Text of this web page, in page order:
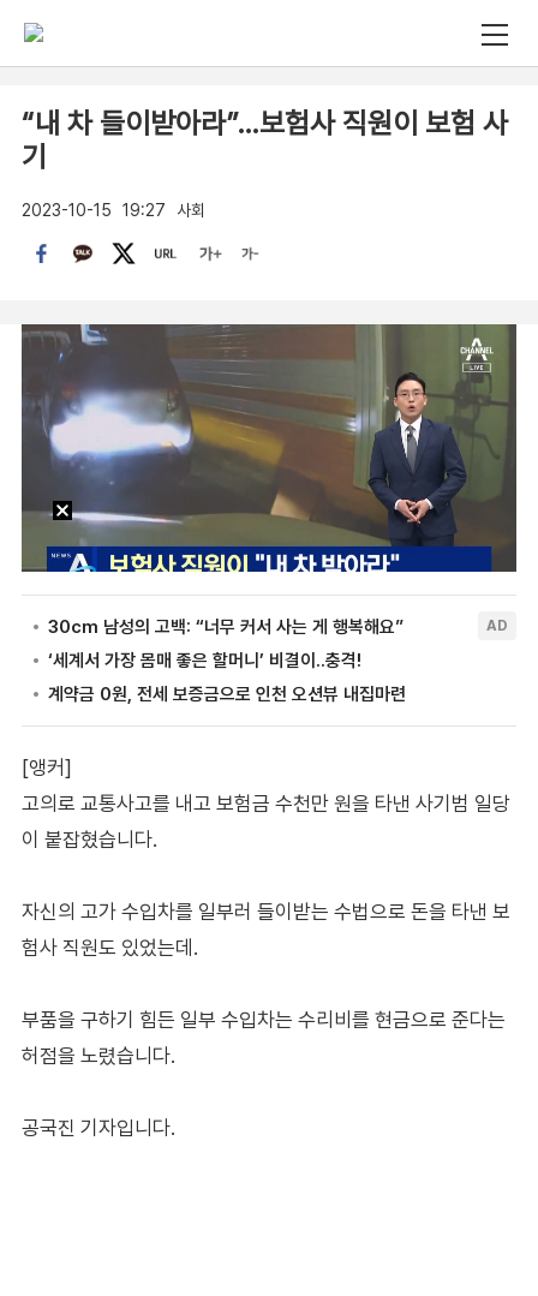
“내 차 들이받아라”…보험사 직원이 보험 사
기
2023-10-15 19:27 사회
[앵커]
고의로 교통사고를 내고 보험금 수천만 원을 타낸 사기범 일당
이 붙잡혔습니다.
자신의 고가 수입차를 일부러 들이받는 수법으로 돈을 타낸 보
험사 직원도 있었는데.
부품을 구하기 힘든 일부 수입차는 수리비를 현금으로 준다는
허점을 노렸습니다.
공국진 기자입니다.